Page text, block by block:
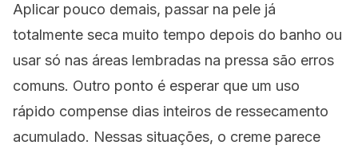
Aplicar pouco demais, passar na pele já
totalmente seca muito tempo depois do banho ou
usar só nas áreas lembradas na pressa são erros
comuns. Outro ponto é esperar que um uso
rápido compense dias inteiros de ressecamento
acumulado. Nessas situações, o creme parece